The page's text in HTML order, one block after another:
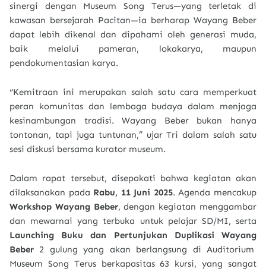
sinergi dengan Museum Song Terus—yang terletak di
kawasan bersejarah Pacitan—ia berharap Wayang Beber
dapat lebih dikenal dan dipahami oleh generasi muda,
baik melalui pameran, lokakarya, maupun
pendokumentasian karya.
“Kemitraan ini merupakan salah satu cara memperkuat
peran komunitas dan lembaga budaya dalam menjaga
kesinambungan tradisi. Wayang Beber bukan hanya
tontonan, tapi juga tuntunan,” ujar Tri dalam salah satu
sesi diskusi bersama kurator museum.
Dalam rapat tersebut, disepakati bahwa kegiatan akan
dilaksanakan pada Rabu, 11 Juni 2025. Agenda mencakup
Workshop Wayang Beber, dengan kegiatan menggambar
dan mewarnai yang terbuka untuk pelajar SD/MI, serta
Launching Buku dan Pertunjukan Duplikasi Wayang
Beber 2 gulung yang akan berlangsung di Auditorium
Museum Song Terus berkapasitas 63 kursi, yang sangat